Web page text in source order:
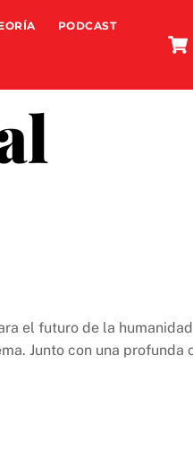
PODCAST
el futuro de la
Junto con una profunda